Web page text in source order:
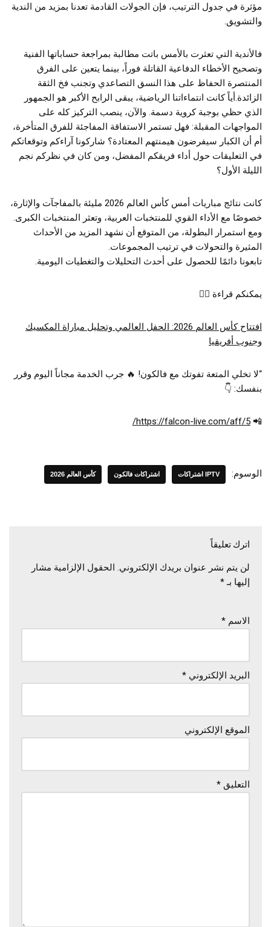
مؤثرة في جدول الترتيب، فإن الجولات القادمة تعدنا بمزيد من الندية
والتشويق.
فالأندية التي تعثرت بالأمس باتت مطالبة بمراجعة حساباتها الفنية
وتصحيح الأخطاء الدفاعية القاتلة فوراً، بينما يتعين على الفرق
المنتصرة الحفاظ على هذا النسق التصاعدي وتجنب فخ الثقة
الزائدة.أياً كانت انتماءاتنا الرياضية، يبقى الرابح الأكبر هو الجمهور
الذي حظي بوجبة كروية دسمة. والآن، ينصب التركيز كله على
المواجهات المقبلة: فهل تستمر الاستفاقة المفاجئة للفرق المتأخرة،
أم أن الكبار سيفرضون هيمنتهم المعتادة؟ شاركونا آراءكم وتوقعاتكم
في التعليقات حول أداء فريقكم المفضل، ومن كان في نظركم نجم
الليلة الأول؟
كانت نتائج مباريات أمس كأس العالم 2026 مليئة بالمفاجآت والإثارة،
خصوصًا مع الأداء القوي للمنتخبات العربية، وتعثر المنتخبات الكبرى.
ومع استمرار البطولة، من المتوقع أن نشهد المزيد من الأحداث
المثيرة والتحولات في ترتيب المجموعات.
تابعونا دائمًا للحصول على أحدث التحليلات والتغطيات اليومية.
يمكنكم قراءة 👇🏻
افتتاح كأس العالم 2026: الحفل العالمي وتحليل مباراة المكسيك
وجنوب أفريقيا
“لا تخلي المتعة تفوتك مع فالكون! 🔥 جرب الخدمة مجاناً اليوم وقرر
بنفسك: 👇
📲
https://falcon-live.com/aff/5/
الوسوم: IPTV اشتراكات اشتراكات فالكون كأس العالم 2026
اترك تعليقاً
لن يتم نشر عنوان بريدك الإلكتروني. الحقول الإلزامية مشار
إليها بـ*
الاسم *
البريد الإلكتروني *
الموقع الإلكتروني
التعليق *